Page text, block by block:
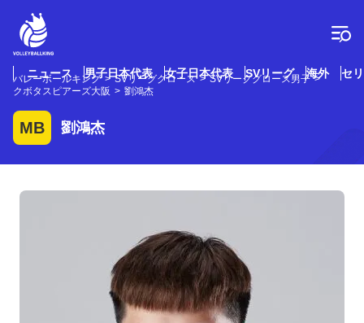
ニュース 男子日本代表 女子日本代表 SVリーグ 海外 セ
バレーボールキング SVリーググロース
SVリーググロース男子
クボタスピアーズ大阪
劉鴻杰
MB 劉鴻杰